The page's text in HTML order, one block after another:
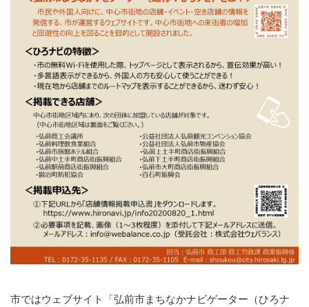
市ではウェブサイト「弘前市まちなかナビゲーター（ひろナ